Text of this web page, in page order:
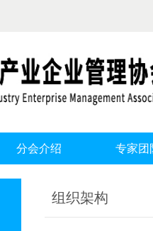
分会介绍 专家团
组织架构